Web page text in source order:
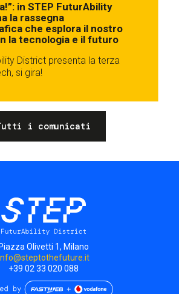
in STEP FuturAbility
la rassegna
che esplora il nostro
la tecnologia e il futuro
District presenta la terza
si gira!
i comunicati
Piazza Olivetti 1, Milano
+39 02 33 020 088